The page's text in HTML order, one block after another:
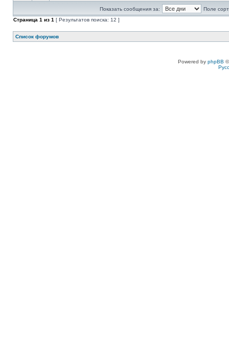
Показать сообщения за:
Поле
Страница 1 из 1 [ Результатов поиска: 12 ]
Список форумов
Powered by phpBB